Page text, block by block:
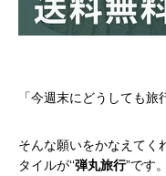
「今週末にどうしても旅
そんな願いをかなえてく
タイルが‘‘弾丸旅行”です。